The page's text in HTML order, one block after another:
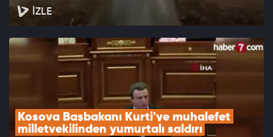
İZLE
Kosova Başbakanı Kurti'ye muhalefet
milletvekilinden yumurtalı saldırı